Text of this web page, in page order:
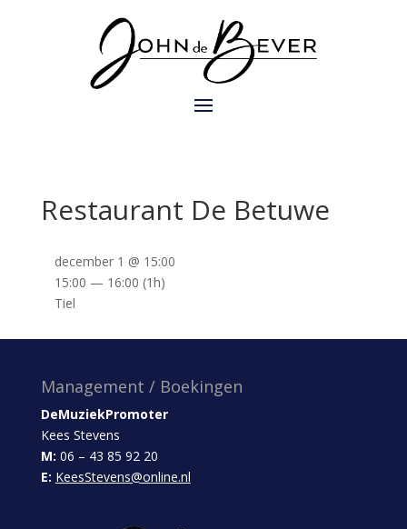
Restaurant De Betuwe
december 1 @ 15:00
15:00 — 16:00 (1h)
Tiel
Management / Boekingen
DeMuziekPromoter
Kees Stevens
M: 06 – 43 85 92 20
E: KeesStevens@online.nl